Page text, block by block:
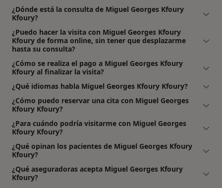
¿Dónde está la consulta de Miguel Georges Kfoury
Kfoury?
¿Puedo hacer la visita con Miguel Georges Kfoury
Kfoury de forma online, sin tener que desplazarme
hasta su consulta?
¿Cómo se realiza el pago a Miguel Georges Kfoury
Kfoury al finalizar la visita?
¿Qué idiomas habla Miguel Georges Kfoury Kfoury?
¿Cómo puedo reservar una cita con Miguel Georges
Kfoury Kfoury?
¿Para cuándo podría visitarme con Miguel Georges
Kfoury Kfoury?
¿Qué opinan los pacientes de Miguel Georges Kfoury
Kfoury?
¿Qué aseguradoras acepta Miguel Georges Kfoury
Kfoury?